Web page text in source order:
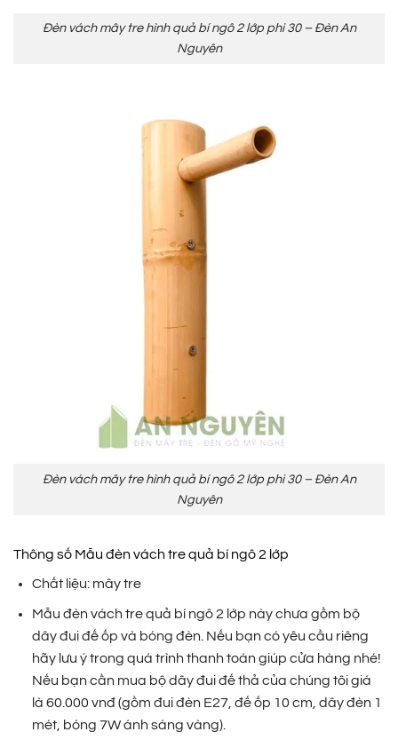
Đèn vách mây tre hình quả bí ngô 2 lớp phi 30 – Đèn An
Nguyên
Đèn vách mây tre hình quả bí ngô 2 lớp phi 30 – Đèn An
Nguyên
Thông số Mẫu đèn vách tre quả bí ngô 2 lớp
Chất liệu: mây tre
Mẫu đèn vách tre quả bí ngô 2 lớp này chưa gồm bộ
dây đui đế ốp và bóng đèn. Nếu bạn có yêu cầu riêng
hãy lưu ý trong quá trình thanh toán giúp cửa hàng nhé!
Nếu bạn cần mua bộ dây đui đế thả của chúng tôi giá
là 60.000 vnđ (gồm đui đèn E27, đế ốp 10 cm, dây đèn 1
mét, bóng 7W ánh sáng vàng).